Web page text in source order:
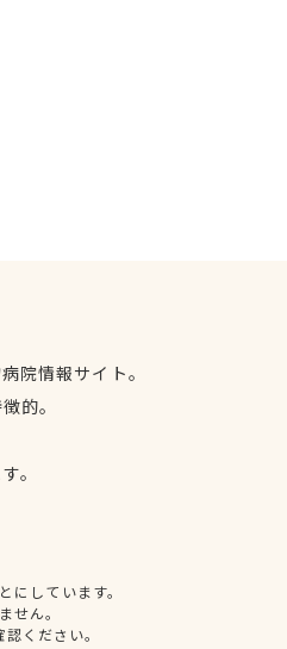
院情報サイト。
的。
。
しています。
せん。
ください。